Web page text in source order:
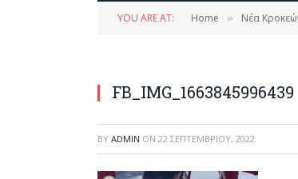
YOU ARE AT: Home » Νέα
FB_IMG_1663845996439
BY ADMIN ON 22 ΣΕΠΤΕΜΒΡΊΟΥ, 2022